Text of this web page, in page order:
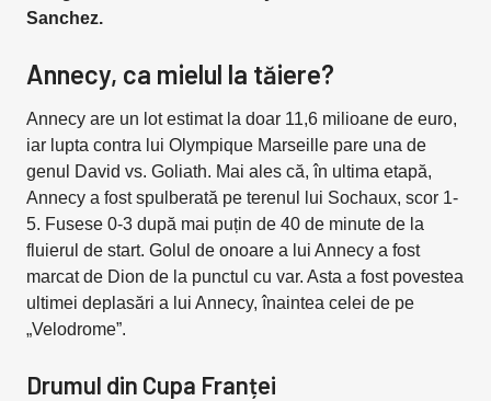
Sanchez.
Annecy, ca mielul la tăiere?
Annecy are un lot estimat la doar 11,6 milioane de euro,
iar lupta contra lui Olympique Marseille pare una de
genul David vs. Goliath. Mai ales că, în ultima etapă,
Annecy a fost spulberată pe terenul lui Sochaux, scor 1-
5. Fusese 0-3 după mai puțin de 40 de minute de la
fluierul de start. Golul de onoare a lui Annecy a fost
marcat de Dion de la punctul cu var. Asta a fost povestea
ultimei deplasări a lui Annecy, înaintea celei de pe
„Velodrome”.
Drumul din Cupa Franței